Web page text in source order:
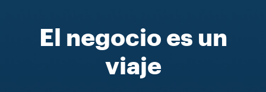
Specials
DESCUBRIR MÁS
Kafa
DESCUBRIR MÁS
Specials
DESCUBRIR MÁS
El negocio es un
viaje